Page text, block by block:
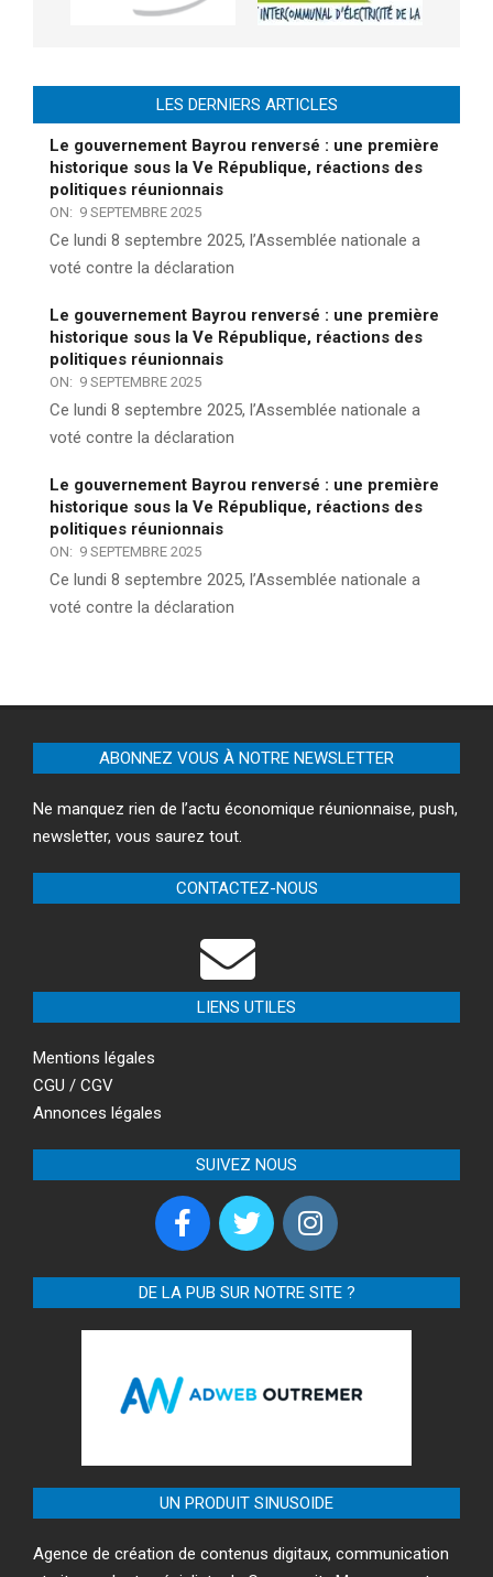
LES DERNIERS ARTICLES
Le gouvernement Bayrou renversé : une première
historique sous la Ve République, réactions des
politiques réunionnais
ON: 9 SEPTEMBRE 2025
Ce lundi 8 septembre 2025, l’Assemblée nationale a
voté contre la déclaration
Le gouvernement Bayrou renversé : une première
historique sous la Ve République, réactions des
politiques réunionnais
ON: 9 SEPTEMBRE 2025
Ce lundi 8 septembre 2025, l’Assemblée nationale a
voté contre la déclaration
Le gouvernement Bayrou renversé : une première
historique sous la Ve République, réactions des
politiques réunionnais
ON: 9 SEPTEMBRE 2025
Ce lundi 8 septembre 2025, l’Assemblée nationale a
voté contre la déclaration
ABONNEZ VOUS À NOTRE NEWSLETTER
Ne manquez rien de l’actu économique réunionnaise, push,
newsletter, vous saurez tout.
CONTACTEZ-NOUS
LIENS UTILES
Mentions légales
CGU / CGV
Annonces légales
SUIVEZ NOUS
DE LA PUB SUR NOTRE SITE ?
UN PRODUIT SINUSOIDE
Agence de création de contenus digitaux, communication